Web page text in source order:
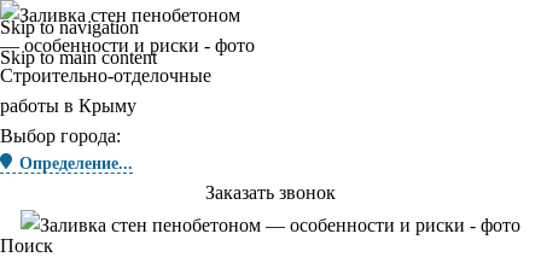
Skip to navigation
Skip to main content
Строительно-отделочные
работы в Крыму
Выбор города:
Определение...
Заказать звонок
Поиск